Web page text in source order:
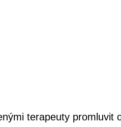
terapeuty promluvit